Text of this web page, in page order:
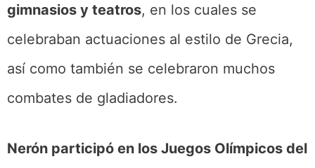
gimnasios y teatros, en los cuales se
celebraban actuaciones al estilo de Grecia,
así como también se celebraron muchos
combates de gladiadores.
Nerón participó en los Juegos Olímpicos del